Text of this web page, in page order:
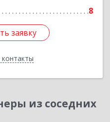
8
заявку
заявку
из соседних